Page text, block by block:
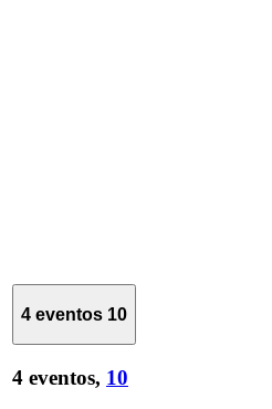
4 eventos 10
4 eventos, 10